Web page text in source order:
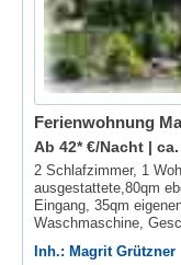
Ferienwohnung
Ab 42* €/Nacht |
2 Schlafzimmer, 1
ausgestattete,80qm
Eingang, 35qm
Waschmaschine,
Inh.: Magrit Grützner